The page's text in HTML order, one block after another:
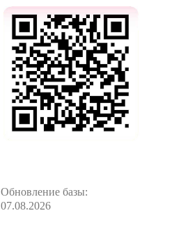
Обновление базы:
07.08.2026